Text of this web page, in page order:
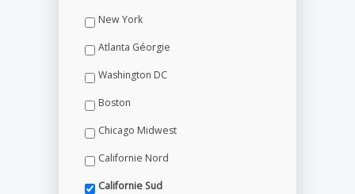
New York
Atlanta Géorgie
Washington DC
Boston
Chicago Midwest
Californie Nord
Californie Sud